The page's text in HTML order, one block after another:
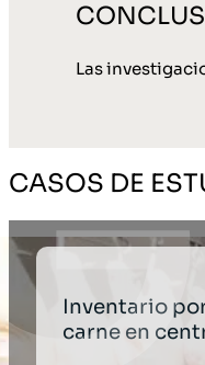
Las
CASOS DE
Inventario
carne en